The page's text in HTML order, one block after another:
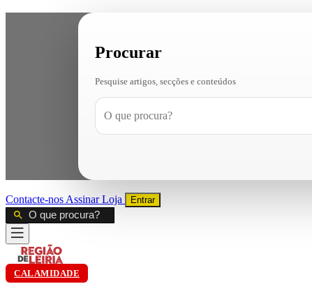
Procurar
Pesquise artigos, secções e conteúdos
Contacte-nos AssinarLoja Entrar
CALAMIDADE